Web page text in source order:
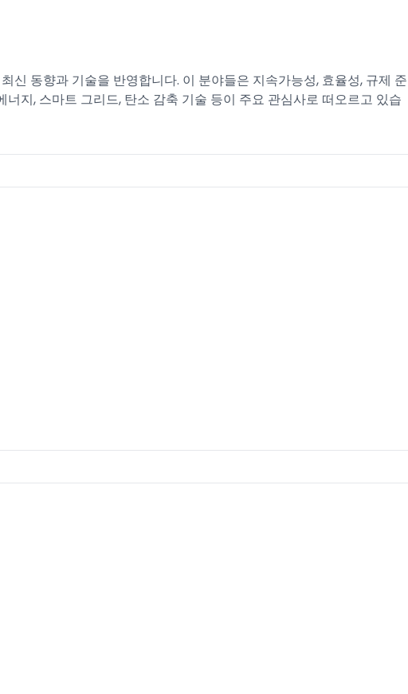
신 동향과 기술을 반영합니다. 이 분야들은 지속가능성, 효율성, 규제 준
지, 스마트 그리드, 탄소 감축 기술 등이 주요 관심사로 떠오르고 있습